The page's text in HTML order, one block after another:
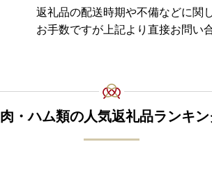
返礼品の配送時期や不備などに関
お手数ですが上記より直接お問い
肉・ハム類の人気返礼品ランキ